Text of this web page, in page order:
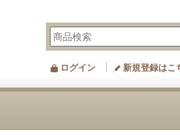
ログイン 新規登録はこ